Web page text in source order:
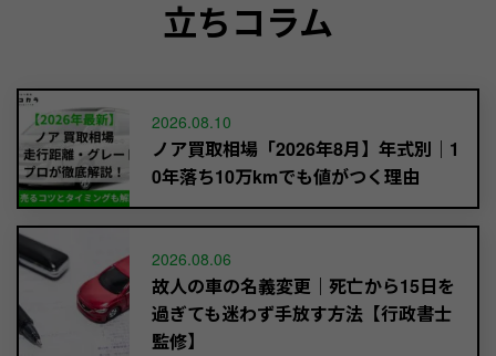
立ちコラム
2026.08.10
ノア買取相場「2026年8月】年式別｜1
0年落ち10万kmでも値がつく理由
2026.08.06
故人の車の名義変更｜死亡から15日を
過ぎても迷わず手放す方法【行政書士
監修】